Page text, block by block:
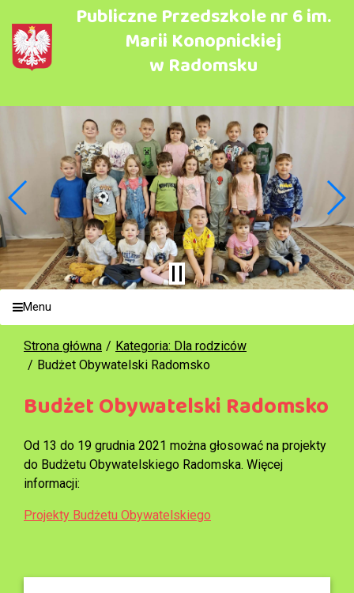
Publiczne Przedszkole nr 6 im.
Marii Konopnickiej
w Radomsku
Menu
Strona główna
Kategoria: Dla rodziców
Budżet Obywatelski Radomsko
Budżet Obywatelski Radomsko
Od 13 do 19 grudnia 2021 można głosować na projekty
do Budżetu Obywatelskiego Radomska. Więcej
informacji:
Projekty Budżetu Obywatelskiego